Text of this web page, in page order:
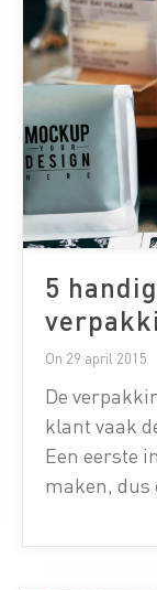
en broodjes
gebruik
5 handige tips voor een
On 29 april 2015
De
klant vaak
Een eerste
maken, dus